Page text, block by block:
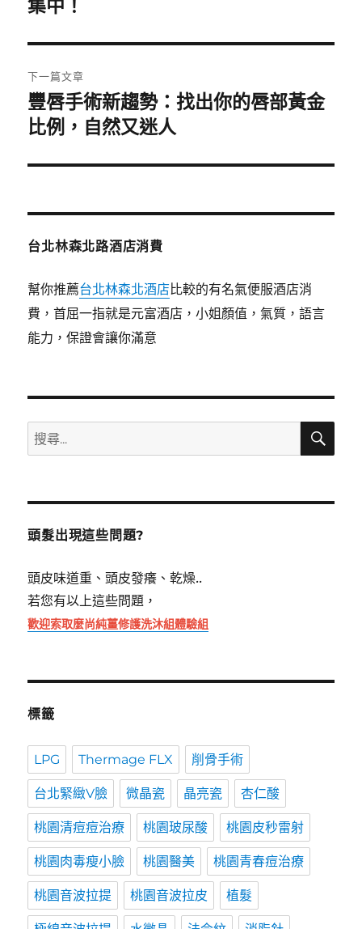
導
覽
文
章:
集中！
下一篇文章
下
一
文
豐唇手術新趨勢：找出你的唇部黃金
比例，自然又迷人
台北林森北路酒店消費
幫你推薦台北林森北酒店比較的有名氣便服酒店消
費，首屈一指就是元富酒店，小姐顏值，氣質，語言
能力，保證會讓你滿意
搜
尋
鍵
搜
頭髮出現這些問題?
頭皮味道重、頭皮發癢、乾燥..
若您有以上這些問題，
歡迎索取麼尚純薑修護洗沐組體驗組
標籤
LPG Thermage FLX 削骨手術
台北緊緻V臉 微晶瓷 晶亮瓷 杏仁酸
桃園清痘痘治療 桃園玻尿酸 桃園皮秒雷射
桃園肉毒瘦小臉 桃園醫美 桃園青春痘治療
桃園音波拉提 桃園音波拉皮 植髮